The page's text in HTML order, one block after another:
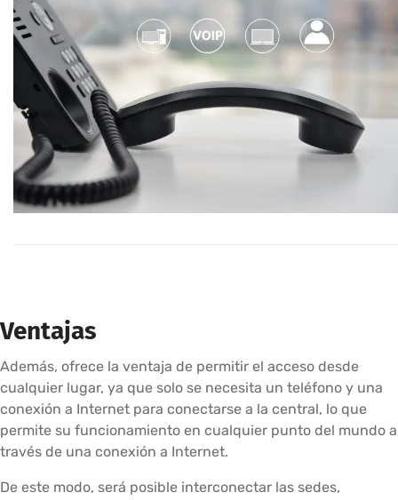
Ventajas
Además, ofrece la ventaja de permitir el acceso desde
cualquier lugar, ya que solo se necesita un teléfono y una
conexión a Internet para conectarse a la central, lo que
permite su funcionamiento en cualquier punto del mundo a
través de una conexión a Internet.
De este modo, será posible interconectar las sedes,